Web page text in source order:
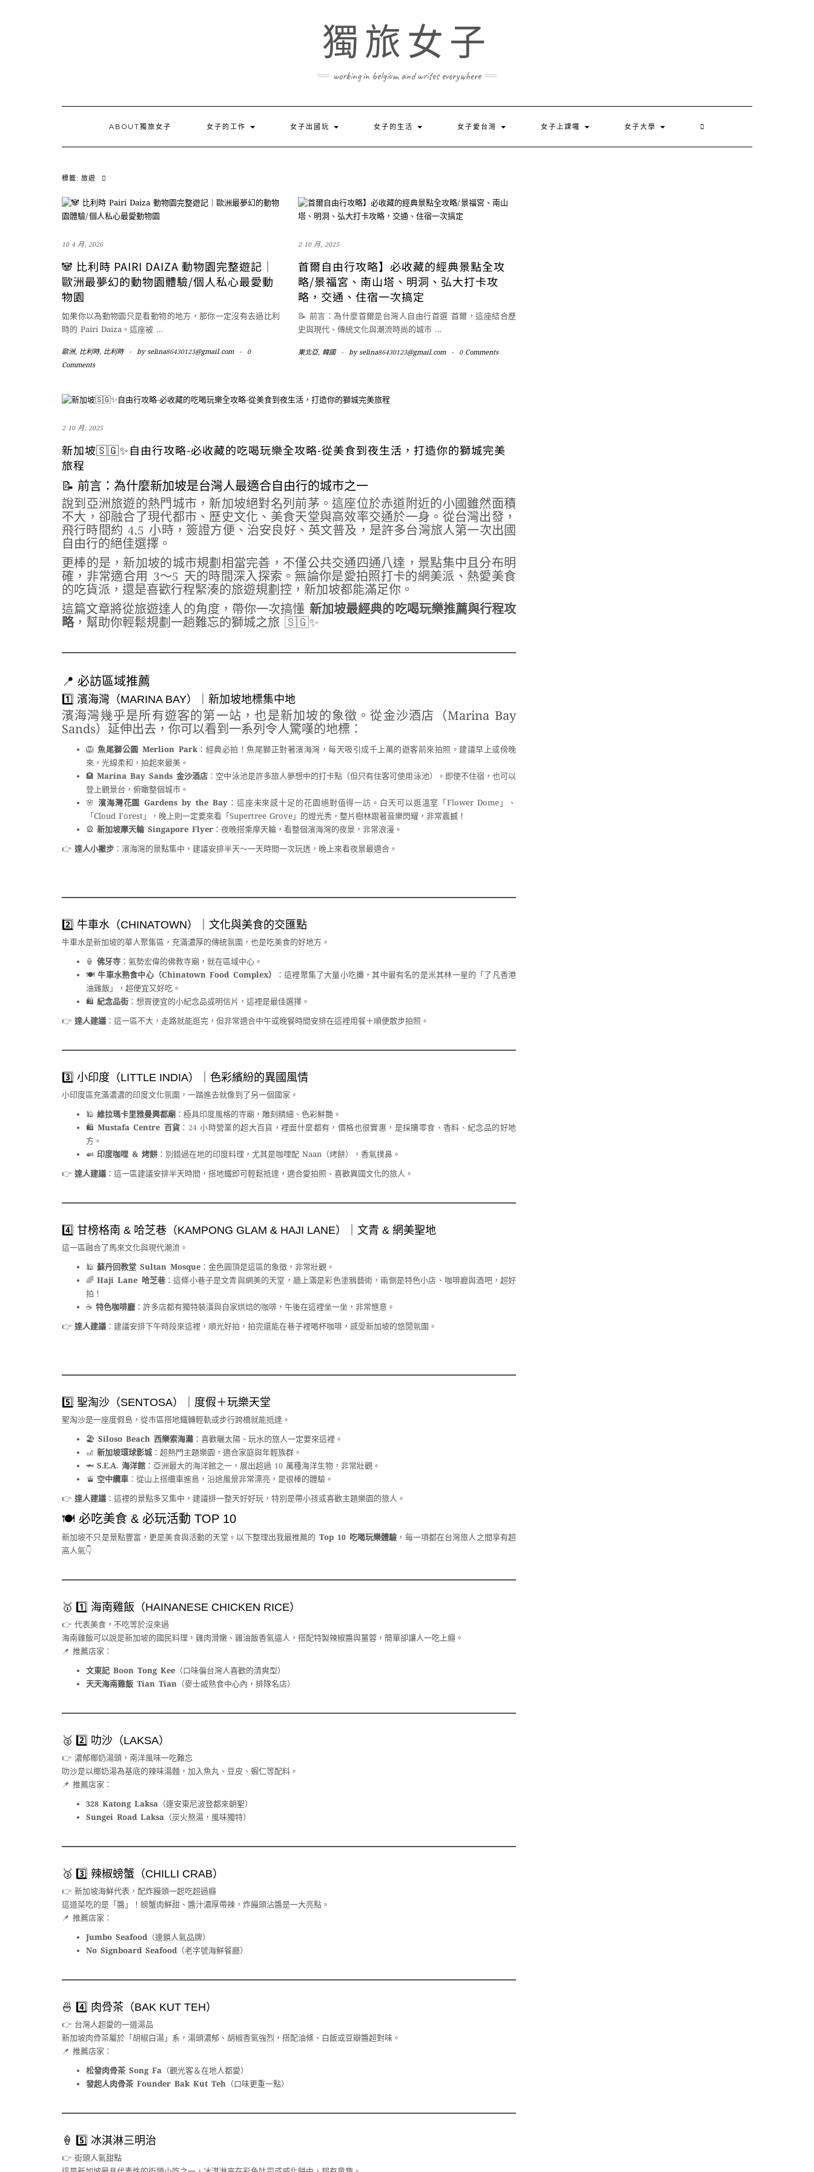
獨旅女子
working in belgium and writes everywhere
ABOUT獨旅女子 女子的工作 女子出國玩 女子的生活 女子愛台灣 女子上課囉 女子大學
標籤: 旅遊
10 4 月, 2026
🐼 比利時 PAIRI DAIZA 動物園完整遊記｜
歐洲最夢幻的動物園體驗/個人私心最愛動
物園
如果你以為動物園只是看動物的地方，那你一定沒有去過比利
時的 Pairi Daiza。這座被 …
歐洲, 比利時, 比利時 - byselina86430123@gmail.com -
0
Comments
2 10 月, 2025
首爾自由行攻略】必收藏的經典景點全攻
略/景福宮、南山塔、明洞、弘大打卡攻
略，交通、住宿一次搞定
📝 前言：為什麼首爾是台灣人自由行首選 首爾，這座結合歷
史與現代、傳統文化與潮流時尚的城市 …
東北亞, 韓國 - byselina86430123@gmail.com - 0 Comments
2 10 月, 2025
新加坡🇸🇬✨自由行攻略-必收藏的吃喝玩樂全攻略-從美食到夜生活，打造你的獅城完美
旅程
📝 前言：為什麼新加坡是台灣人最適合自由行的城市之一
說到亞洲旅遊的熱門城市，新加坡絕對名列前茅。這座位於赤道附近的小國雖然面積
不大，卻融合了現代都市、歷史文化、美食天堂與高效率交通於一身。從台灣出發，
飛行時間約 4.5 小時，簽證方便、治安良好、英文普及，是許多台灣旅人第一次出國
自由行的絕佳選擇。
更棒的是，新加坡的城市規劃相當完善，不僅公共交通四通八達，景點集中且分布明
確，非常適合用 3〜5 天的時間深入探索。無論你是愛拍照打卡的網美派、熱愛美食
的吃貨派，還是喜歡行程緊湊的旅遊規劃控，新加坡都能滿足你。
這篇文章將從旅遊達人的角度，帶你一次搞懂 新加坡最經典的吃喝玩樂推薦與行程攻
略，幫助你輕鬆規劃一趟難忘的獅城之旅 🇸🇬✨
📍 必訪區域推薦
1️⃣ 濱海灣（MARINA BAY）｜新加坡地標集中地
濱海灣幾乎是所有遊客的第一站，也是新加坡的象徵。從金沙酒店（Marina Bay
Sands）延伸出去，你可以看到一系列令人驚嘆的地標：
🦁 魚尾獅公園 Merlion Park：經典必拍！魚尾獅正對著濱海灣，每天吸引成千上萬的遊客前來拍照。建議早上或傍晚
來，光線柔和，拍起來最美。
🏨Marina Bay Sands 金沙酒店 ：空中泳池是許多旅人夢想中的打卡點（但只有住客可使用泳池）。即使不住宿，也可以
登上觀景台，俯瞰整個城市。
🌸 濱海灣花園 Gardens by the Bay：這座未來感十足的花園絕對值得一訪。白天可以逛溫室「Flower Dome」、
「Cloud Forest」，晚上則一定要來看「Supertree Grove」的燈光秀，整片樹林跟著音樂閃耀，非常震撼！
🎡 新加坡摩天輪 Singapore Flyer ：夜晚搭乘摩天輪，看整個濱海灣的夜景，非常浪漫。
👉 達人小撇步 ：濱海灣的景點集中，建議安排半天〜一天時間一次玩透，晚上來看夜景最適合。
2️⃣ 牛車水（CHINATOWN）｜文化與美食的交匯點
牛車水是新加坡的華人聚集區，充滿濃厚的傳統氛圍，也是吃美食的好地方。
🏮 佛牙寺 ：氣勢宏偉的佛教寺廟，就在區域中心。
🍽牛車水熟食中心（Chinatown Food Complex）
：這裡聚集了大量小吃攤，其中最有名的是米其林一星的「了凡香港
油雞飯」，超便宜又好吃。
🛍 紀念品街 ：想買便宜的小紀念品或明信片，這裡是最佳選擇。
👉 達人建議 ：這一區不大，走路就能逛完，但非常適合中午或晚餐時間安排在這裡用餐＋順便散步拍照。
3️⃣ 小印度（LITTLE INDIA）｜色彩繽紛的異國風情
小印度區充滿濃濃的印度文化氛圍，一踏進去就像到了另一個國家。
🕌 維拉瑪卡里雅曼興都廟 ：極具印度風格的寺廟，雕刻精細、色彩鮮艷。
🛍 Mustafa Centre 百貨 ：24 小時營業的超大百貨，裡面什麼都有，價格也很實惠，是採購零食、香料、紀念品的好地
方。
🍛 印度咖哩 & 烤餅 ：別錯過在地的印度料理，尤其是咖哩配 Naan（烤餅），香氣撲鼻。
👉 達人建議 ：這一區建議安排半天時間，搭地鐵即可輕鬆抵達，適合愛拍照、喜歡異國文化的旅人。
4️⃣ 甘榜格南 & 哈芝巷（KAMPONG GLAM & HAJI LANE）｜文青 & 網美聖地
這一區融合了馬來文化與現代潮流。
🕌 蘇丹回教堂 Sultan Mosque ：金色圓頂是這區的象徵，非常壯觀。
🌈Haji Lane 哈芝巷 ：這條小巷子是文青與網美的天堂，牆上滿是彩色塗鴉藝術，兩側是特色小店、咖啡廳與酒吧，超好
拍！
☕ 特色咖啡廳 ：許多店都有獨特裝潢與自家烘焙的咖啡，午後在這裡坐一坐，非常愜意。
👉 達人建議 ：建議安排下午時段來這裡，順光好拍，拍完還能在巷子裡喝杯咖啡，感受新加坡的悠閒氛圍。
5️⃣ 聖淘沙（SENTOSA）｜度假＋玩樂天堂
聖淘沙是一座度假島，從市區搭地鐵轉輕軌或步行跨橋就能抵達。
🏖 Siloso Beach 西樂索海灘 ：喜歡曬太陽、玩水的旅人一定要來這裡。
🎢 新加坡環球影城 ：超熱門主題樂園，適合家庭與年輕族群。
🦈 S.E.A. 海洋館 ：亞洲最大的海洋館之一，展出超過 10 萬種海洋生物，非常壯觀。
🚡 空中纜車 ：從山上搭纜車進島，沿途風景非常漂亮，是很棒的體驗。
👉 達人建議 ：這裡的景點多又集中，建議排一整天好好玩，特別是帶小孩或喜歡主題樂園的旅人。
🍽 必吃美食 & 必玩活動 TOP 10
新加坡不只是景點豐富，更是美食與活動的天堂。以下整理出我最推薦的 Top 10 吃喝玩樂體驗 ，每一項都在台灣旅人之間享有超
高人氣👇
🥇 1️⃣ 海南雞飯（HAINANESE CHICKEN RICE）
👉 代表美食，不吃等於沒來過
海南雞飯可以說是新加坡的國民料理，雞肉滑嫩、雞油飯香氣逼人，搭配特製辣椒醬與薑蓉，簡單卻讓人一吃上癮。
📌 推薦店家：
文東記 Boon Tong Kee （口味偏台灣人喜歡的清爽型）
天天海南雞飯 Tian Tian （麥士威熟食中心內，排隊名店）
🥈 2️⃣ 叻沙（LAKSA）
👉 濃郁椰奶湯頭，南洋風味一吃難忘
叻沙是以椰奶湯為基底的辣味湯麵，加入魚丸、豆皮、蝦仁等配料。
📌 推薦店家：
328 Katong Laksa （連安東尼波登都來朝聖）
Sungei Road Laksa （炭火熬湯，風味獨特）
🥉 3️⃣ 辣椒螃蟹（CHILLI CRAB）
👉 新加坡海鮮代表，配炸饅頭一起吃超過癮
這道菜吃的是「醬」！螃蟹肉鮮甜、醬汁濃厚帶辣，炸饅頭沾醬是一大亮點。
📌 推薦店家：
Jumbo Seafood（連鎖人氣品牌）
No Signboard Seafood（老字號海鮮餐廳）
🍜 4️⃣ 肉骨茶（BAK KUT TEH）
👉 台灣人超愛的一道湯品
新加坡肉骨茶屬於「胡椒白湯」系，湯頭濃郁、胡椒香氣強烈，搭配油條、白飯或豆瓣醬超對味。
📌 推薦店家：
松發肉骨茶 Song Fa （觀光客＆在地人都愛）
發起人肉骨茶 Founder Bak Kut Teh （口味更重一點）
🍦 5️⃣ 冰淇淋三明治
👉 街頭人氣甜點